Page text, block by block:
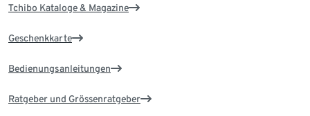
Tchibo Kataloge & Magazine
Geschenkkarte
Bedienungsanleitungen
Ratgeber und Grössenratgeber